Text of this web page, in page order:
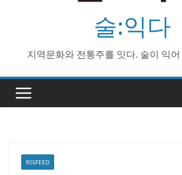
술:익다
지역문화와 전통주를 잇다. 술이 익
RSSFEED